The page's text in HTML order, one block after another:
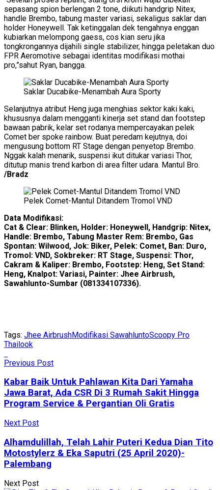
sepasang spion berlengan 2 tone, diikuti handgrip Nitex,
handle Brembo, tabung master variasi, sekaligus saklar dan
holder Honeywell. Tak ketinggalan dek tengahnya enggan
kubiarkan melompong gaess, cos kian seru jika
tongkrongannya dijahili single stabilizer, hingga peletakan duo
FPR Aeromotive sebagai identitas modifikasi mothai
pro,”sahut Ryan, bangga.
Saklar Ducabike-Menambah Aura Sporty
Selanjutnya atribut Heng juga menghias sektor kaki kaki,
khususnya dalam mengganti kinerja set stand dan footstep
bawaan pabrik, kelar set rodanya mempercayakan pelek
Comet ber spoke rainbow. Buat peredam kejutnya, doi
mengusung bottom RT Stage dengan penyetop Brembo.
Nggak kalah menarik, suspensi ikut ditukar variasi Thor,
ditutup manis trend karbon di area filter udara. Mantul Bro.
/Bradz
Pelek Comet-Mantul Ditandem Tromol VND
Data Modifikasi:
Cat & Clear: Blinken, Holder: Honeywell, Handgrip: Nitex,
Handle: Brembo, Tabung Master Rem: Brembo, Gas
Spontan: Wilwood, Jok: Biker, Pelek: Comet, Ban: Duro,
Tromol: VND, Sokbreker: RT Stage, Suspensi: Thor,
Cakram & Kaliper: Brembo, Footstep: Heng, Set Stand:
Heng, Knalpot: Variasi, Painter: Jhee Airbrush,
Sawahlunto-Sumbar (081334107336).
Tags: Jhee AirbrushModifikasi SawahluntoScoopy Pro
Thailook
Previous Post
Kabar Baik Untuk Pahlawan Kita Dari Yamaha
Jawa Barat, Ada CSR Di 3 Rumah Sakit Hingga
Program Service & Pergantian Oli Gratis
Next Post
Alhamdulillah, Telah Lahir Puteri Kedua Dian Tito
Motostylerz & Eka Saputri (25 April 2020)-
Palembang
Next Post